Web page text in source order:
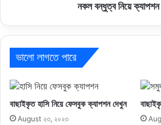
নকল বন্ধুত্ব নিয়ে
ভালো লাগতে পারে
বাছাইকৃত হাসি নিয়ে ফেসবুক ক্যাপশন দেখুন
August ২৩, ২০২৩